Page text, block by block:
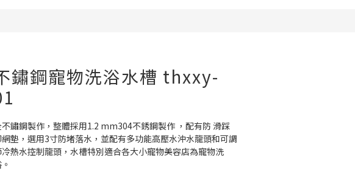
鏽鋼寵物洗浴水槽 thxxy-
鏽鋼製作，整體採用1.2 mm304不銹鋼製作 ，配有防 滑踩
墊，選用3寸防堵落水，並配有多功能高壓水沖水龍頭和可調
熱水控制龍頭，水槽特別適合各大小寵物美容店為寵物洗